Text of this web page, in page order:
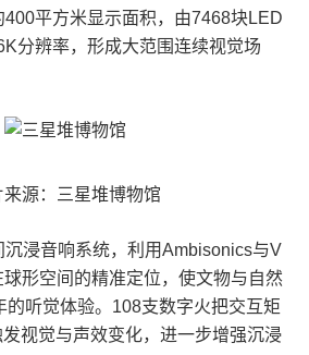
平方米显示面积，由7468块LED
分辨率，形成大范围连续视觉场
来源：三星堆博物馆
沉浸音响系统，利用Ambisonics与V
形空间的精准定位，使文物与自然
的听觉体验。108支数字火把交互矩
视觉与声效变化，进一步增强沉浸